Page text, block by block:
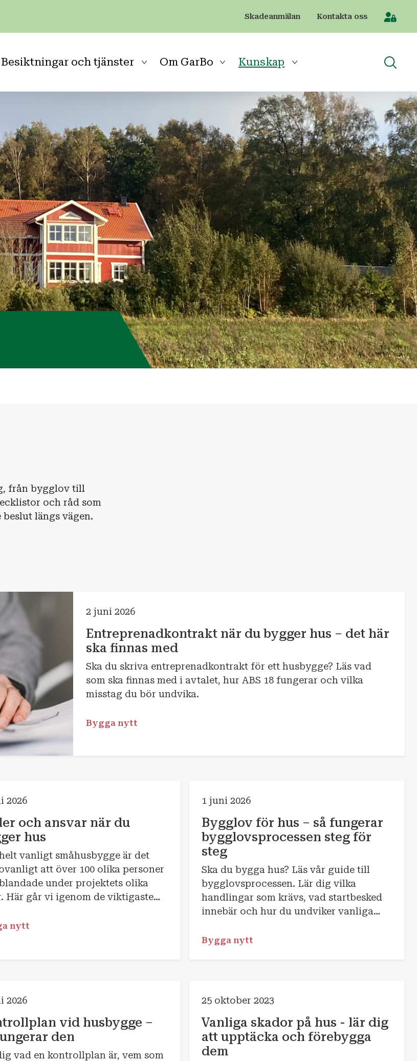
Skadeanmälan Kontakta oss
Besiktningar och tjänster Om GarBo Kunskap [Sök]
från bygglov till
och råd som
längs vägen.
2 juni 2026
Entreprenadkontrakt när du bygger hus – det här
ska finnas med
Ska du skriva entreprenadkontrakt för ett husbygge? Läs vad
som ska finnas med i avtalet, hur ABS 18 fungerar och vilka
misstag du bör undvika.
Bygga nytt
2026
och ansvar när du
hus
vanligt småhusbygge är det
att över 100 olika personer
under projektets olika
Här går vi igenom de viktigaste
nytt
1 juni 2026
Bygglov för hus – så fungerar
bygglovsprocessen steg för
steg
Ska du bygga hus? Läs vår guide till
bygglovsprocessen. Lär dig vilka
handlingar som krävs, vad startbesked
innebär och hur du undviker vanliga
Bygga nytt
2026
vid husbygge –
den
vad en kontrollplan är, vem som
25 oktober 2023
Vanliga skador på hus - lär dig
att upptäcka och förebygga
dem